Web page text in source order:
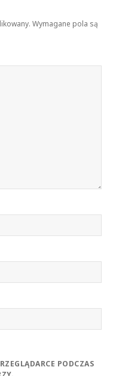
Wymagane pola są
PODCZAS